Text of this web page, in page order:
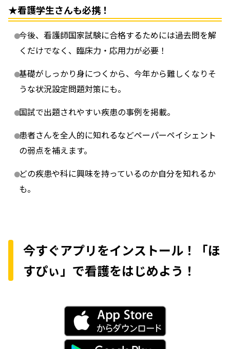
★看護学生さんも必携！
今後、看護師国家試験に合格するためには過去問を解
くだけでなく、臨床力・応用力が必要！
基礎がしっかり身につくから、今年から難しくなりそ
うな状況設定問題対策にも。
国試で出題されやすい疾患の事例を掲載。
患者さんを全人的に知れるなどペーパーペイシェント
の弱点を補えます。
どの疾患や科に興味を持っているのか自分を知れるか
も。
今すぐアプリをインストール！「ほ
すぴぃ」で看護をはじめよう！